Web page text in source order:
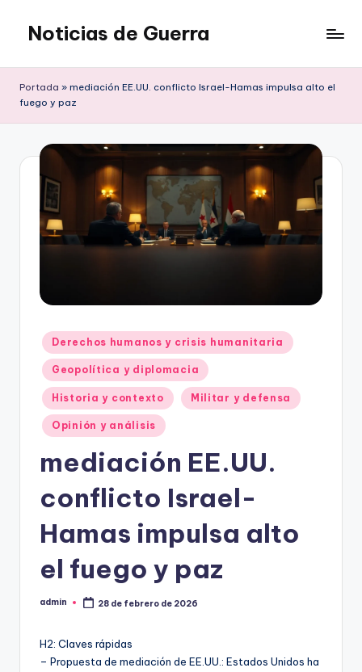
Saltar
contenido
Noticias de Guerra
Portada » mediación EE.UU. conflicto Israel-Hamas impulsa alto el
fuego y paz
Publicado
en
Derechos humanos y crisis humanitaria
Geopolítica y diplomacia
Historia y contexto Militar y defensa
Opinión y análisis
mediación EE.UU.
conflicto Israel-
Hamas impulsa alto
el fuego y paz
Publicado
admin 28 de febrero de 2026
H2: Claves rápidas
– Propuesta de mediación de EE.UU.: Estados Unidos ha